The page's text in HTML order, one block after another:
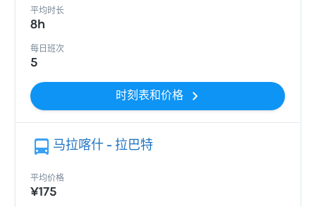
平均时长
8h
每日班次
5
时刻表和价格
马拉喀什 - 拉巴特
平均价格
¥175